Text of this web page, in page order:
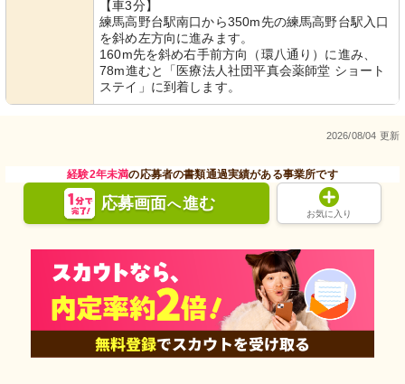
【車3分】
練馬高野台駅南口から350m先の練馬高野台駅入口
を斜め左方向に進みます。
160m先を斜め右手前方向（環八通り）に進み、
78m進むと「医療法人社団平真会薬師堂 ショート
ステイ」に到着します。
2026/08/04 更新
経験2年未満の応募者の書類通過実績がある事業所です
応募画面へ進む
お気に入り